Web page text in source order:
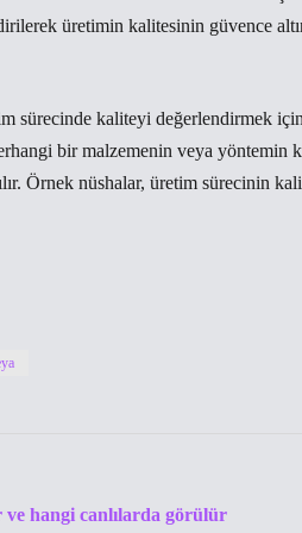
üretimin kalitesinin güvence
sürecinde kaliteyi değerlendirmek
bir malzemenin veya yöntemin
Örnek nüshalar, üretim sürecinin
ve hangi canlılarda görülür